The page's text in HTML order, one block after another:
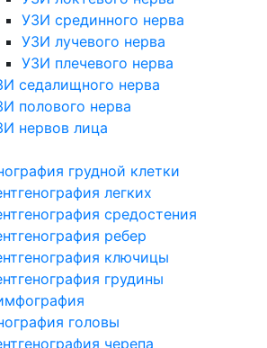
УЗИ срединного нерва
УЗИ лучевого нерва
УЗИ плечевого нерва
седалищного нерва
полового нерва
нервов лица
грудной клетки
легких
средостения
ребер
ключицы
грудины
головы
черепа